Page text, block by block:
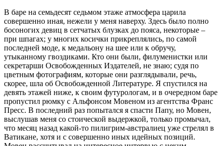
В баре на семьдесят седьмом этаже атмосфера царила
совершенно иная, нежели у меня наверху. Здесь было полно
босоногих девиц в сетчатых блузках до пояса, некоторые –
при шпагах; у многих косички прикреплялись, по самой
последней моде, к медальону на шее или к обручу,
утыканному гвоздиками. Кто они были, филуменистки или
секретарши Освобожденных Издателей, не знаю; судя по
цветным фотографиям, которые они разглядывали, речь,
скорее, шла об Освобожденной Литературе. Я спустился на
девять этажей ниже, к своим футурологам, и в очередном баре
пропустил рюмку с Альфонсом Мовеном из агентства Франс
Пресс. В последний раз попытался я спасти Папу, но Мовен,
выслушав меня со стоической выдержкой, только промычал,
что месяц назад какой-то пилигрим-австралиец уже стрелял в
Ватикане, хотя и с совершенно иных идейных позиций.